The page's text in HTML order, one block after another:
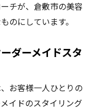
チが、倉敷市の美容
のにしています。
ダーメイドスタ
お客様一人ひとりの
イドのスタイリング